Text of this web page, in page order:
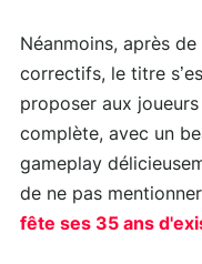
Néanmoins, après
correctifs, le titre
proposer aux
complète, avec un
gameplay
de ne pas
fête ses 35 ans